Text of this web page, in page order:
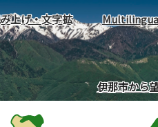
上げ・文字拡
伊那市から